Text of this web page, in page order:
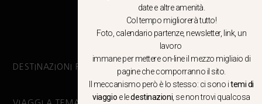
CLICCA QUI
DESTINAZIONI PRINCIPALI
date e altre amenità.
Col tempo migliorerà tutto!
Foto, calendario partenze, newsletter, link, un
lavoro
immane per mettere on-line il mezzo migliaio di
pagine che comporranno il sito.
Il meccanismo però è lo stesso: ci sono itemi di
viaggio e ledestinazioni , se non trovi qualcosa